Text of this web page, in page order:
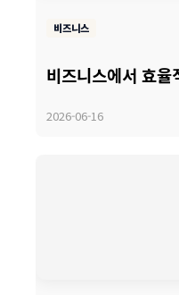
비즈니스
비즈니스에서 효율
2026-06-16